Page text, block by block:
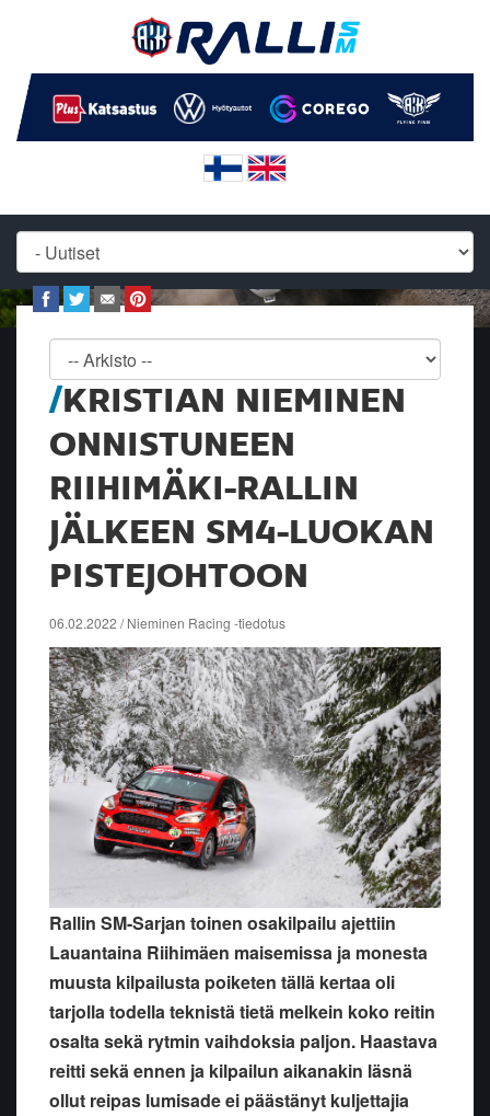
KRISTIAN NIEMINEN
ONNISTUNEEN
RIIHIMÄKI-RALLIN
JÄLKEEN SM4-LUOKAN
PISTEJOHTOON
06.02.2022 / Nieminen Racing -tiedotus
Rallin SM-Sarjan toinen osakilpailu ajettiin
Lauantaina Riihimäen maisemissa ja monesta
muusta kilpailusta poiketen tällä kertaa oli
tarjolla todella teknistä tietä melkein koko reitin
osalta sekä rytmin vaihdoksia paljon. Haastava
reitti sekä ennen ja kilpailun aikanakin läsnä
ollut reipas lumisade ei päästänyt kuljettajia